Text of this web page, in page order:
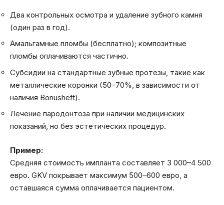
Два контрольных осмотра и удаление зубного камня
(один раз в год).
Амальгамные пломбы (бесплатно); композитные
пломбы оплачиваются частично.
Субсидии на стандартные зубные протезы, такие как
металлические коронки (50–70%, в зависимости от
наличия Bonusheft).
Лечение пародонтоза при наличии медицинских
показаний, но без эстетических процедур.
Пример:
Средняя стоимость импланта составляет 3 000–4 500
евро. GKV покрывает максимум 500–600 евро, а
оставшаяся сумма оплачивается пациентом.